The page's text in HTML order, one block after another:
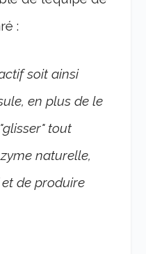
:
soit ainsi
en plus de le
tout
naturelle,
de produire